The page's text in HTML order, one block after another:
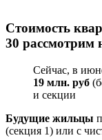
Стоимость
30 рассмотрим
Сейчас, в
19 млн. руб
и секции
Будущие жильцы
(секция 1) или с